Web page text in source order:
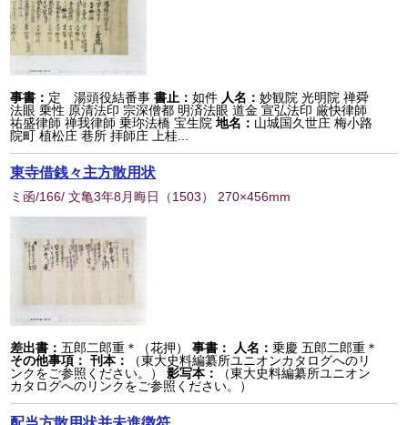
事書： 定 湯頭役結番事書止：如件 人名：妙観院 光明院 禅舜
法眼 乗性 原清法印 宗深僧都 明済法眼 道金 宣弘法印 厳快律師
祐盛律師 禅我律師 乗珎法橋 宝生院 地名： 山城国久世庄 梅小路
院町 植松庄 巷所 拝師庄 上桂...
東寺借銭々主方散用状
ミ函/166/ 文亀3年8月晦日 （1503） 270×456mm
差出書：五郎二郎重＊（花押） 事書： 人名：乗慶 五郎二郎重＊
その他事項： 刊本：
（東大史料編纂所ユニオンカタログへのリ
ンクをご参照ください。）
影写本：
（東大史料編纂所ユニオン
カタログへのリンクをご参照ください。）